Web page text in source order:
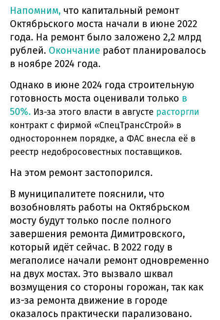
Напомним, что капитальный ремонт
Октябрьского моста начали в июне 2022
года. На ремонт было заложено 2,2 млрд
рублей. Окончание работ планировалось
в ноябре 2024 года.
Однако в июне 2024 года строительную
готовность моста оценивали только в
50%. Из-за этого власти в августе расторгли
контракт с фирмой «СпецТрансСтрой» в
одностороннем порядке, а ФАС внесла её в
реестр недобросовестных поставщиков.
На этом ремонт застопорился.
В муниципалитете пояснили, что
возобновлять работы на Октябрьском
мосту будут только после полного
завершения ремонта Димитровского,
который идёт сейчас. В 2022 году в
мегаполисе начали ремонт одновременно
на двух мостах. Это вызвало шквал
возмущения со стороны горожан, так как
из-за ремонта движение в городе
оказалось практически парализовано.